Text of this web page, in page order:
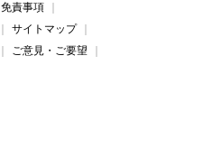
免責事項
サイトマップ
ご意見・ご要望